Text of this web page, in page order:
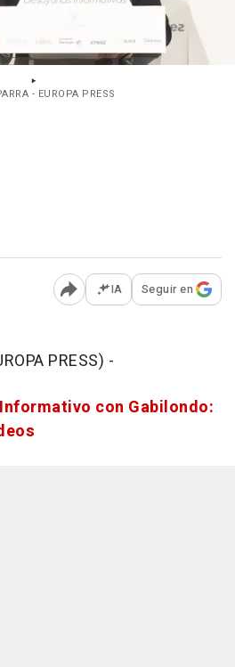
- EUROPA PRESS
Abrir opciones para
IA Seguir en
PRESS) -
con Gabilondo: